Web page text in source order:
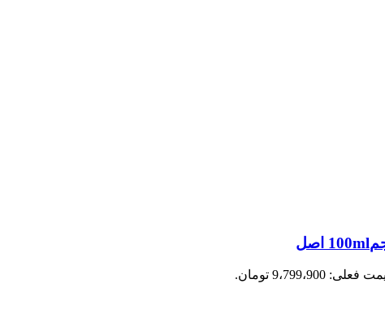
فعلی: 9،799،900 تومان.